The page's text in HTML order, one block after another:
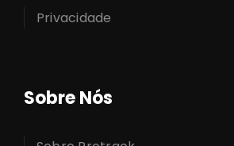
Privacidade
Sobre Nós